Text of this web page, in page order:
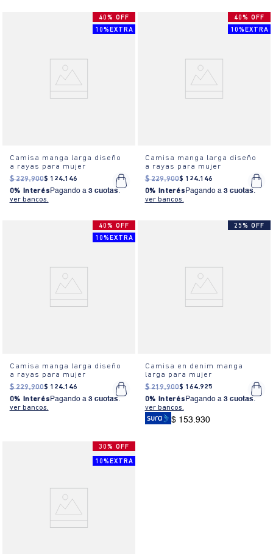
40% OFF
10%EXTRA
Camisa manga larga diseño
a rayas para mujer
$ 229.900$ 124.146
0% Interés Pagando a 3 cuotas.
ver bancos.
40% OFF
10%EXTRA
Camisa manga larga diseño
a rayas para mujer
$ 229.900$ 124.146
0% Interés Pagando a 3 cuotas.
ver bancos.
40% OFF
10%EXTRA
Camisa manga larga diseño
a rayas para mujer
$ 229.900$ 124.146
0% Interés Pagando a 3 cuotas.
ver bancos.
25% OFF
Camisa en denim manga
larga para mujer
$ 219.900$ 164.925
0% Interés Pagando a 3 cuotas.
ver bancos.
$ 153.930
30% OFF
10%EXTRA